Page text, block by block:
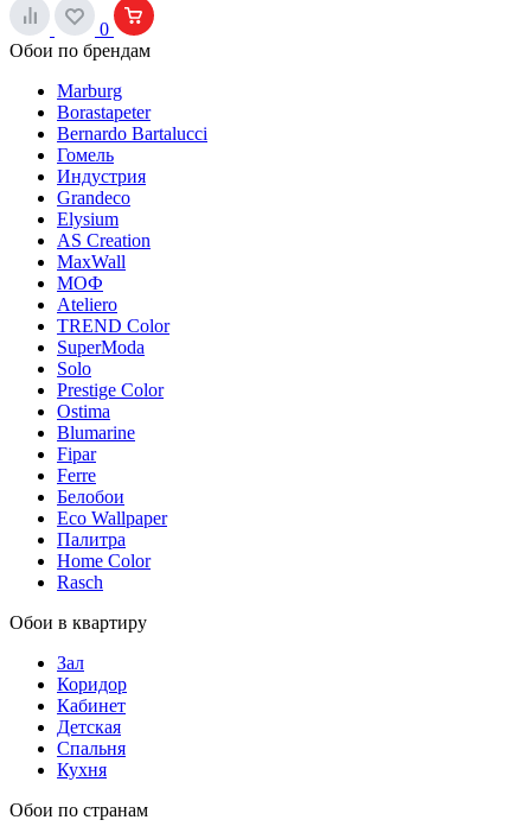
0
Обои по брендам
Marburg
Borastapeter
Bernardo Bartalucci
Гомель
Индустрия
Grandeco
Elysium
AS Creation
MaxWall
МОФ
Ateliero
TREND Color
SuperModa
Solo
Prestige Color
Ostima
Blumarine
Fipar
Ferre
Белобои
Eco Wallpaper
Палитра
Home Color
Rasch
Обои в квартиру
Зал
Коридор
Кабинет
Детская
Спальня
Кухня
Обои по странам